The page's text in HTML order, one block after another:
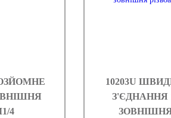
4
10203U
З'ЄДНАННЯ